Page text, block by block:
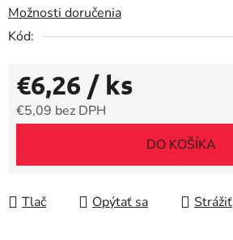
Možnosti doručenia
Kód:
€6,26 / ks
€5,09 bez DPH
DO KOŠÍKA
Tlač Opýtať sa Strážiť